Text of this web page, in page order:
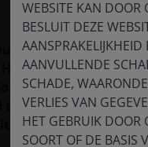
author at the time of
to buy, sell or
to be profitable.
in the securities
WEBSITE KAN
BESLUIT DEZE
AANVULLENDE
SCHADE,
VERLIES VAN
HET GEBRUIK DOOR
SOORT OF DE BASIS